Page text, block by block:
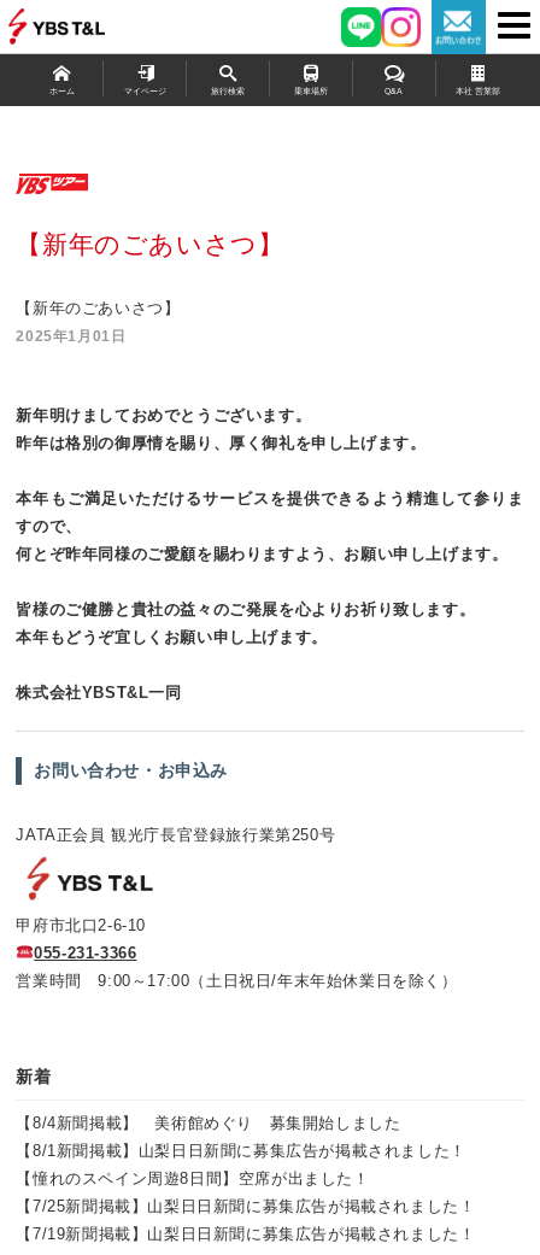
ホーム マイページ 旅行検索 乗車場所 Q&A 本社 営業部
【新年のごあいさつ】
【新年のごあいさつ】
2025年1月01日
新年明けましておめでとうございます。
昨年は格別の御厚情を賜り、厚く御礼を申し上げます。
本年もご満足いただけるサービスを提供できるよう精進して参りま
すので、
何とぞ昨年同様のご愛顧を賜わりますよう、お願い申し上げます。
皆様のご健勝と貴社の益々のご発展を心よりお祈り致します。
本年もどうぞ宜しくお願い申し上げます。
株式会社YBST&L一同
お問い合わせ・お申込み
JATA正会員 観光庁長官登録旅行業第250号
甲府市北口2-6-10
055-231-3366
営業時間 9:00～17:00（土日祝日/年末年始休業日を除く）
新着
【8/4新聞掲載】 美術館めぐり 募集開始しました
【8/1新聞掲載】山梨日日新聞に募集広告が掲載されました！
【憧れのスペイン周遊8日間】空席が出ました！
【7/25新聞掲載】山梨日日新聞に募集広告が掲載されました！
【7/19新聞掲載】山梨日日新聞に募集広告が掲載されました！